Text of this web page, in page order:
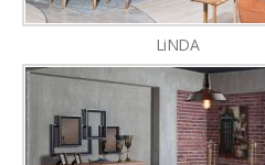
LiNDA